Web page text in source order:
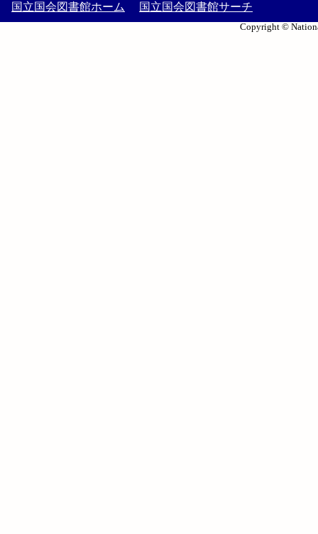
国立国会図書館ホーム 国立国会図書館サーチ
Copyright ©